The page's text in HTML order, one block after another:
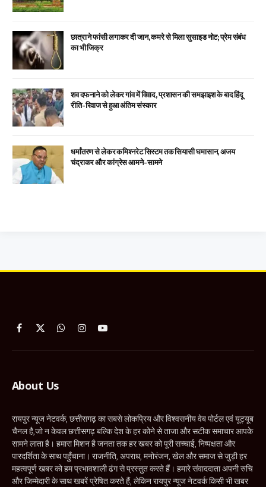
छात्रा ने फांसी लगाकर दी जान, कमरे से मिला सुसाइड नोट; प्रेम संबंध
का भी जिक्र
शव दफनाने को लेकर गांव में विवाद, प्रशासन की समझाइश के बाद हिंदू
रीति-रिवाज से हुआ अंतिम संस्कार
धर्मांतरण से लेकर कमिश्नरेट सिस्टम तक सियासी घमासान, अजय
चंद्राकर और कांग्रेस आमने-सामने
Facebook
X
WhatsApp
InstagramYouTube
About Us
रायपुर न्यूज नेटवर्क, छत्तीसगढ़ का सबसे लोकप्रिय और विश्वसनीय वेब पोर्टल एवं यूट्यूब
चैनल है,जो न केवल छत्तीसगढ़ बल्कि देश के हर कोने से ताजा और सटीक समाचार आपके
सामने लाता है। हमारा मिशन है जनता तक हर खबर को पूरी सच्चाई, निष्पक्षता और
पारदर्शिता के साथ पहुँचाना। राजनीति, अपराध, मनोरंजन, खेल और समाज से जुड़ी हर
महत्वपूर्ण खबर को हम प्रभावशाली ढंग से प्रस्तुत करते हैं। हमारे संवाददाता अपनी रुचि
और जिम्मेदारी के साथ खबरें प्रेषित करते हैं, लेकिन रायपुर न्यूज नेटवर्क किसी भी खबर